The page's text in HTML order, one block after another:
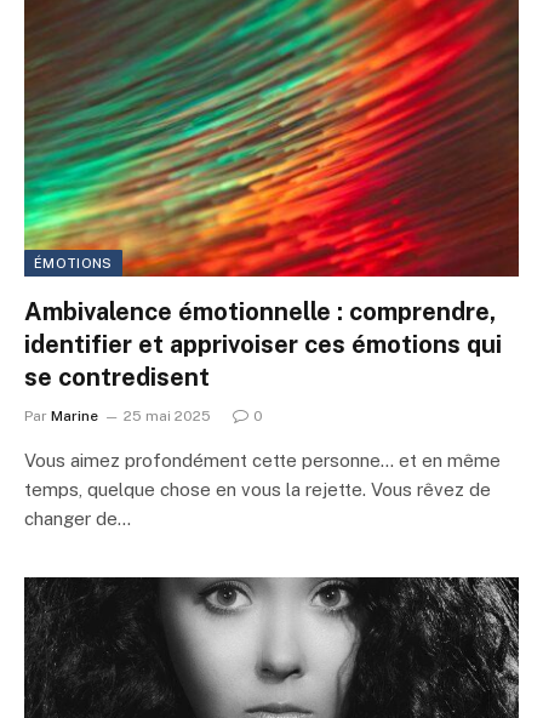
ÉMOTIONS
Ambivalence émotionnelle : comprendre,
identifier et apprivoiser ces émotions qui
se contredisent
Par Marine 25 mai 2025 0
Vous aimez profondément cette personne… et en même
temps, quelque chose en vous la rejette. Vous rêvez de
changer de…